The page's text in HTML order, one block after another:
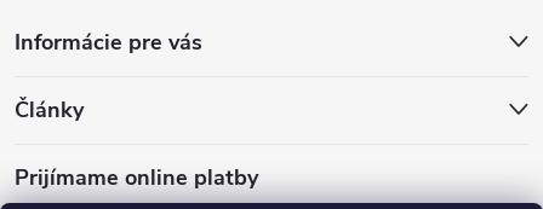
Informácie pre vás
Články
Prijímame online platby